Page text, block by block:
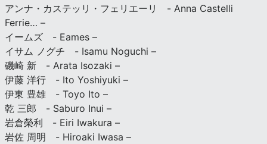
アンナ・カステッリ・フェリエーリ - Anna Castelli
Ferrie… –
イームズ - Eames –
イサム ノグチ - Isamu Noguchi –
磯崎 新 - Arata Isozaki –
伊藤 洋行 - Ito Yoshiyuki –
伊東 豊雄 - Toyo Ito –
乾 三郎 - Saburo Inui –
岩倉榮利 - Eiri Iwakura –
岩佐 周明 - Hiroaki Iwasa –